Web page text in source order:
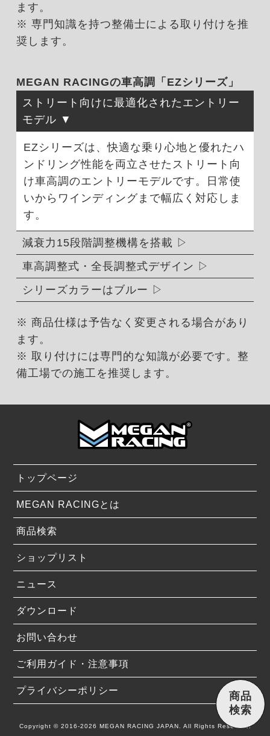
ます。
※ 専門知識を持つ整備士による取り付けを推
奨します。
MEGAN RACINGの車高調「EZシリーズ」
ストリート向けに最適化されたエントリー
モデル
EZシリーズは、快適な乗り心地と優れたハ
ンドリング性能を両立させたストリート向
け車高調のエントリーモデルです。日常使
いからワインディングまで幅広く対応しま
す。
減衰力15段階調整機構を搭載
車高調整式・全長調整式デザイン
シリーズカラーはブルー
※ 商品仕様は予告なく変更される場合があり
ます。
※ 取り付けには専門的な知識が必要です。整
備工場での施工を推奨します。
トップページ
MEGAN RACINGとは
商品検索
ショップリスト
ニュース
ダウンロード
お問い合わせ
ご利用ガイド・注意事項
プライバシーポリシー
Copyright © 2016-2026 MEGAN RACING JAPAN. All Rights Reserved.
商品
検索